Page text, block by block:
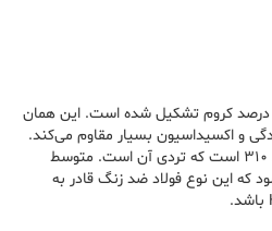
این گرید از ۲۰ درصد نیکل و ۲۵ درصد کروم تشکیل شده است. این همان
و اکسیداسیون بسیار مقاوم می‌کند.
درجه ۳۱۰S نسخه کم کربن گرید ۳۱۰ است که تردی آن است. متوسط
که این نوع فولاد ضد زنگ قادر به